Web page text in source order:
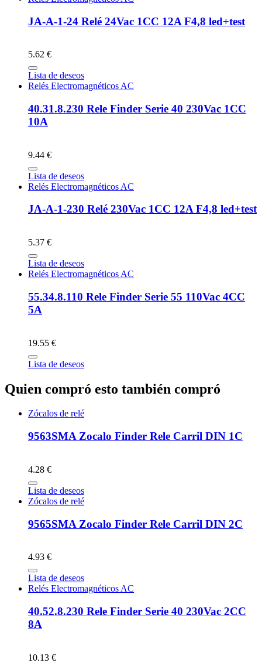
JA-A-1-24 Relé 24Vac 1CC 12A F4,8 led+test
5.62 €
Lista de deseos
Relés Electromagnéticos AC
40.31.8.230 Rele Finder Serie 40 230Vac 1CC
10A
9.44 €
Lista de deseos
Relés Electromagnéticos AC
JA-A-1-230 Relé 230Vac 1CC 12A F4,8 led+test
5.37 €
Lista de deseos
Relés Electromagnéticos AC
55.34.8.110 Rele Finder Serie 55 110Vac 4CC
5A
19.55 €
Lista de deseos
Quien compró esto también compró
Zócalos de relé
9563SMA Zocalo Finder Rele Carril DIN 1C
4.28 €
Lista de deseos
Zócalos de relé
9565SMA Zocalo Finder Rele Carril DIN 2C
4.93 €
Lista de deseos
Relés Electromagnéticos AC
40.52.8.230 Rele Finder Serie 40 230Vac 2CC
8A
10.13 €